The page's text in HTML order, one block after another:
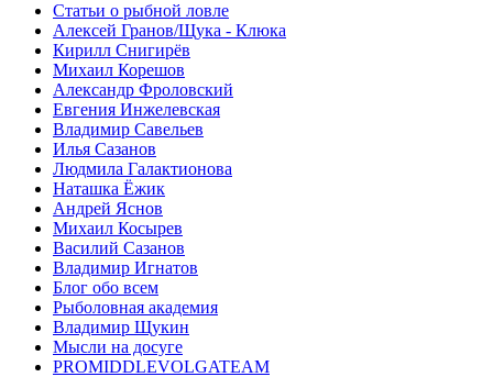
Статьи о рыбной ловле
Алексей Гранов/Щука - Клюка
Кирилл Снигирёв
Михаил Корешов
Александр Фроловский
Евгения Инжелевская
Владимир Савельев
Илья Сазанов
Людмила Галактионова
Наташка Ёжик
Андрей Яснов
Михаил Косырев
Василий Сазанов
Владимир Игнатов
Блог обо всем
Рыболовная академия
Владимир Щукин
Мысли на досуге
PROMIDDLEVOLGATEAM